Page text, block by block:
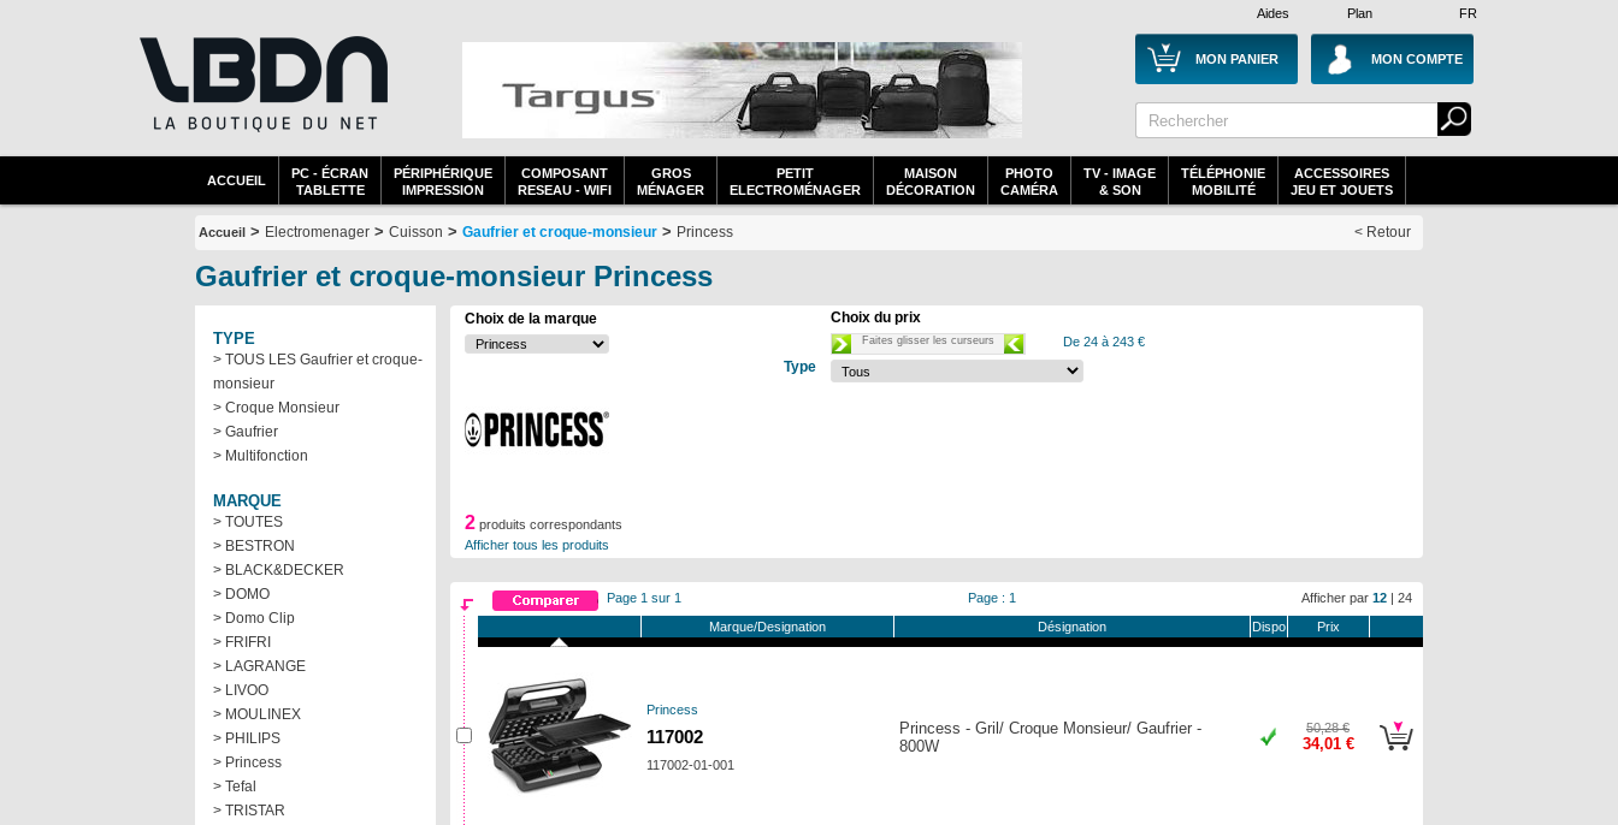
Plan
Aides FR
MON PANIER MON COMPTE
ACCUEIL
PC - ÉCRAN
TABLETTE
PÉRIPHÉRIQUE
IMPRESSION
COMPOSANT
RESEAU - WIFI
GROS
MÉNAGER
PETIT
ELECTROMÉNAGER
MAISON
DÉCORATION
PHOTO
CAMÉRA
TV - IMAGE
& SON
TÉLÉPHONIE
MOBILITÉ
ACCESSOIRES
JEU ET JOUETS
Accueil > Electromenager > Cuisson > Gaufrier et croque-monsieur > Princess < Retour
Gaufrier et croque-monsieur Princess
TYPE
> TOUS LES Gaufrier et croque-
monsieur
> Croque Monsieur
> Gaufrier
> Multifonction
MARQUE
> TOUTES
> BESTRON
> BLACK&DECKER
> DOMO
> Domo Clip
> FRIFRI
> LAGRANGE
> LIVOO
> MOULINEX
> PHILIPS
> Princess
> Tefal
> TRISTAR
Choix de la marque Choix du prix
Faites glisser les curseurs De 24 à 243 €
Type
2 produits correspondants
Afficher tous les produits
Afficher par 12 | 24
Page 1 sur 1
Page : 1
Marque/Designation
Désignation Dispo Prix
Princess
117002
117002-01-001
Princess - Gril/ Croque Monsieur/ Gaufrier -
800W
50,28 €
34,01 €